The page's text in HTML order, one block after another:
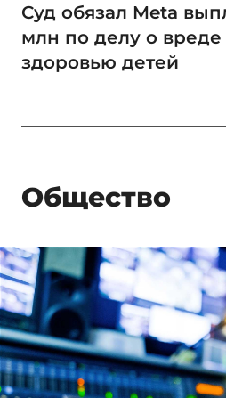
Суд обязал Meta
млн по делу о
здоровью детей
Общество